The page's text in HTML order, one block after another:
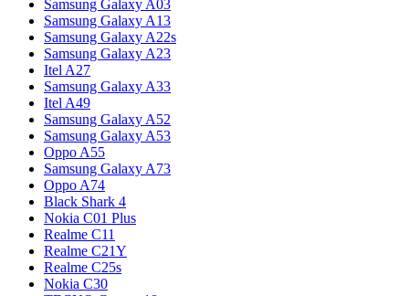
Samsung Galaxy A03
Samsung Galaxy A13
Samsung Galaxy A22s
Samsung Galaxy A23
Itel A27
Samsung Galaxy A33
Itel A49
Samsung Galaxy A52
Samsung Galaxy A53
Oppo A55
Samsung Galaxy A73
Oppo A74
Black Shark 4
Nokia C01 Plus
Realme C11
Realme C21Y
Realme C25s
Nokia C30